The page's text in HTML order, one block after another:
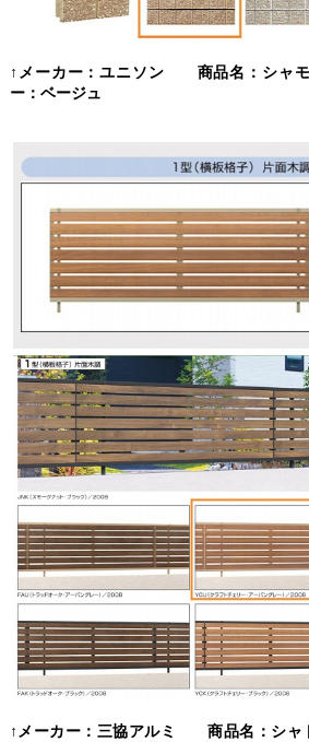
↑メーカー：ユニソン 商品名：シ
ー：ベージュ
↑メーカー：三協アルミ 商品名：シ